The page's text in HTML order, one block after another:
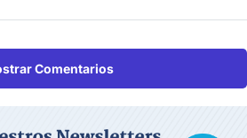
Comentarios